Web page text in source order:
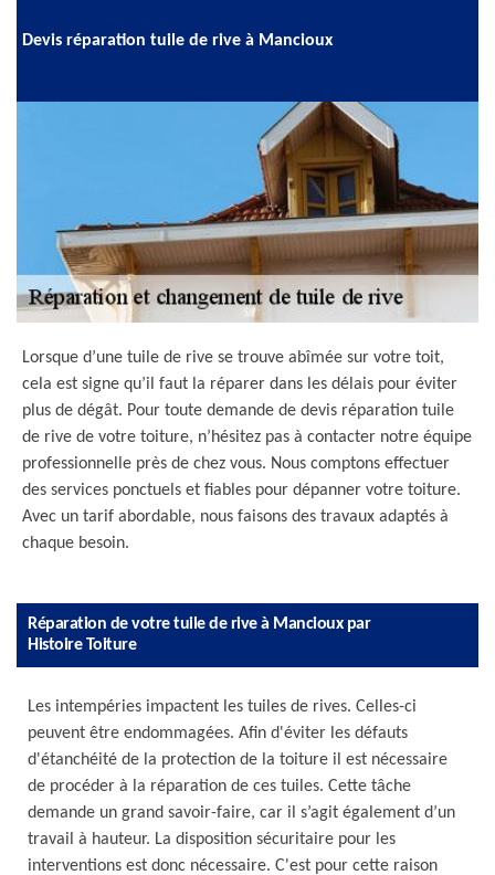
Devis réparation tuile de rive à Mancioux
Lorsque d’une tuile de rive se trouve abîmée sur votre toit,
cela est signe qu’il faut la réparer dans les délais pour éviter
plus de dégât. Pour toute demande de devis réparation tuile
de rive de votre toiture, n’hésitez pas à contacter notre équipe
professionnelle près de chez vous. Nous comptons effectuer
des services ponctuels et fiables pour dépanner votre toiture.
Avec un tarif abordable, nous faisons des travaux adaptés à
chaque besoin.
Réparation de votre tuile de rive à Mancioux par
Histoire Toiture
Les intempéries impactent les tuiles de rives. Celles-ci
peuvent être endommagées. Afin d'éviter les défauts
d'étanchéité de la protection de la toiture il est nécessaire
de procéder à la réparation de ces tuiles. Cette tâche
demande un grand savoir-faire, car il s’agit également d’un
travail à hauteur. La disposition sécuritaire pour les
interventions est donc nécessaire. C'est pour cette raison